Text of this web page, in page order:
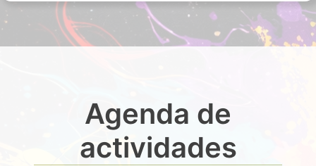
Agenda de
actividades